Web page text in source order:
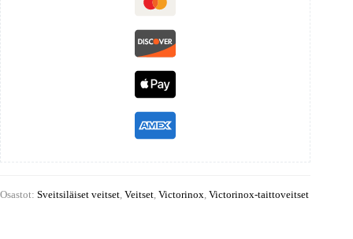
Osastot: Sveitsiläiset veitset, Veitset, Victorinox, Victorinox-taittoveitset